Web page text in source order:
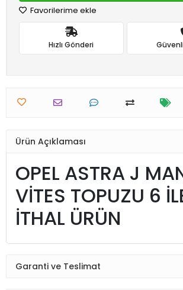
Favorilerime ekle
Hızlı Gönderi
Ürün Açıklaması
OPEL ASTRA J
VİTES TOPUZU 6
İTHAL ÜRÜN
Garanti ve Teslimat